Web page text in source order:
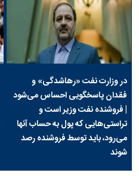
در وزارت نفت «رهاشدگی» و
فقدان پاسخگویی احساس می‌شود
| فروشنده نفت وزیر است و
تراستی‌هایی که پول به حساب آنها
می‌رود، باید توسط فروشنده رصد
شوند